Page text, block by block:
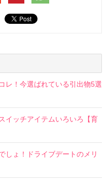
レ！今選ばれている引出物5選
イッチアイテムいろいろ【育
しょ！ドライブデートのメリ